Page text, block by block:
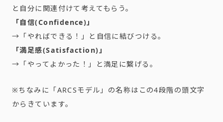
と自分に関連付けて考えてもらう。
「自信(Confidence)」
→「やればできる！」と自信に結びつける。
「満足感(Satisfaction)」
→「やってよかった！」と満足に繋げる。
※ちなみに「ARCSモデル」 の名称はこの4段階の頭文字
からきています。